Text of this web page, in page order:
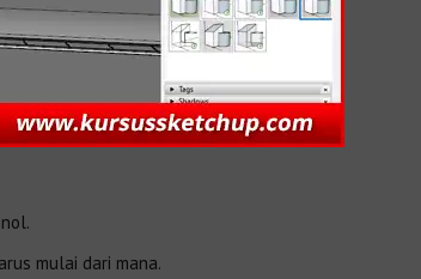
mulai dari mana.